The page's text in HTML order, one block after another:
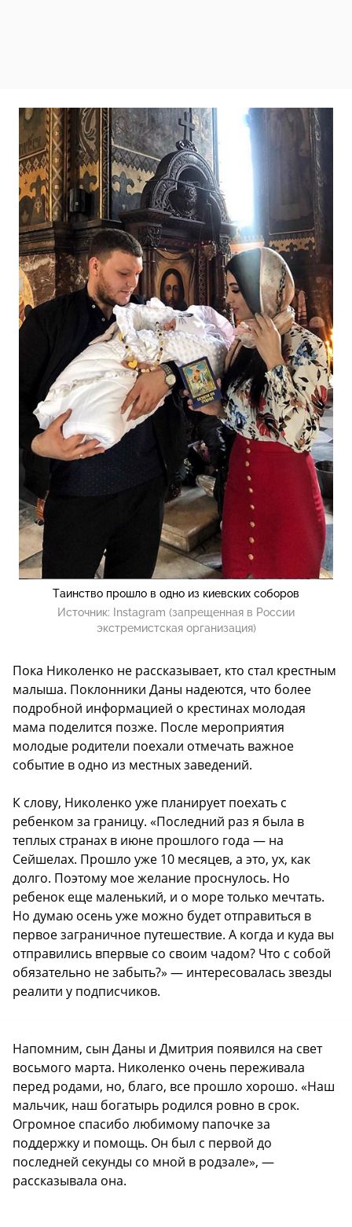
Таинство прошло в одно из киевских соборов
Источник:
Instagram (запрещенная в России
экстремистская организация)
Пока Николенко не рассказывает, кто стал крестным
малыша. Поклонники Даны надеются, что более
подробной информацией о крестинах молодая
мама поделится позже. После мероприятия
молодые родители поехали отмечать важное
событие в одно из местных заведений.
К слову, Николенко уже планирует поехать с
ребенком за границу. «Последний раз я была в
теплых странах в июне прошлого года — на
Сейшелах. Прошло уже 10 месяцев, а это, ух, как
долго. Поэтому мое желание проснулось. Но
ребенок еще маленький, и о море только мечтать.
Но думаю осень уже можно будет отправиться в
первое заграничное путешествие. А когда и куда вы
отправились впервые со своим чадом? Что с собой
обязательно не забыть?» — интересовалась звезды
реалити у подписчиков.
Напомним, сын Даны и Дмитрия появился на свет
восьмого марта. Николенко очень переживала
перед родами, но, благо, все прошло хорошо. «Наш
мальчик, наш богатырь родился ровно в срок.
Огромное спасибо любимому папочке за
поддержку и помощь. Он был с первой до
последней секунды со мной в родзале», —
рассказывала она.